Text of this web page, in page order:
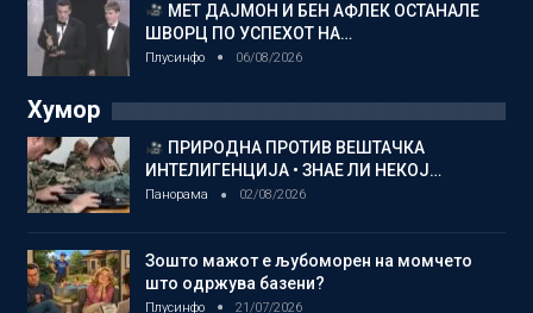
МЕТ ДАЈМОН И БЕН АФЛЕК ОСТАНАЛЕ
ШВОРЦ ПО УСПЕХОТ НА…
Плусинфо 06/08/2026
Хумор
ПРИРОДНА ПРОТИВ ВЕШТАЧКА
ИНТЕЛИГЕНЦИЈА • ЗНАЕ ЛИ НЕКОЈ…
Панорама 02/08/2026
Зошто мажот е љубоморен на момчето
што одржува базени?
Плусинфо 21/07/2026